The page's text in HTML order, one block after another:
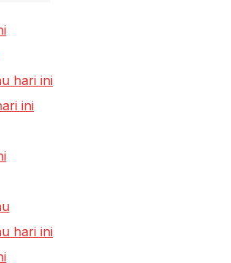
hari ini
ini
hari ini